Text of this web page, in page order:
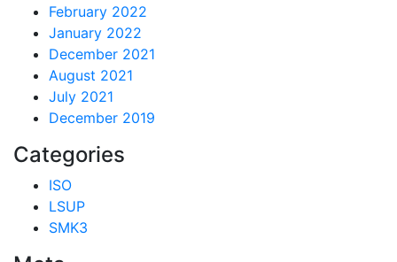
February 2022
January 2022
December 2021
August 2021
July 2021
December 2019
Categories
ISO
LSUP
SMK3